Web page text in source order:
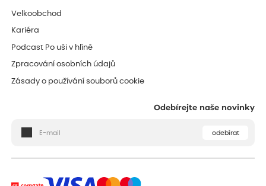
Velkoobchod
Kariéra
Podcast Po uši v hlíně
Zpracování osobních údajů
Zásady o používání souborů cookie
Odebírejte naše novinky
odebírat